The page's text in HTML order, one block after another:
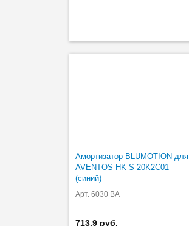
Амортизатор BLUMOTION для
AVENTOS HK-S 20K2C01
(синий)
Арт. 6030 BA
713.9 руб.